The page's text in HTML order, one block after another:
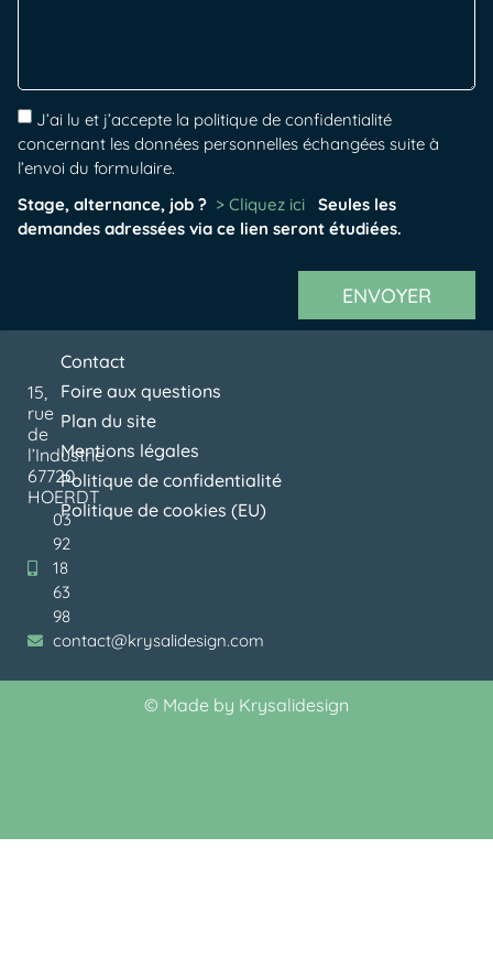
J’ai lu et j’accepte la politique de confidentialité
concernant les données personnelles échangées suite à
l’envoi du formulaire.
Stage, alternance, job ? > Cliquez ici
Seules les
demandes adressées via ce lien seront étudiées.
ENVOYER
15,
rue
de
l’Industrie
67720
HOERDT
03
92
18
63
98
contact@krysalidesign.com
Contact
Foire aux questions
Plan du site
Mentions légales
Politique de confidentialité
Politique de cookies (EU)
© Made by Krysalidesign